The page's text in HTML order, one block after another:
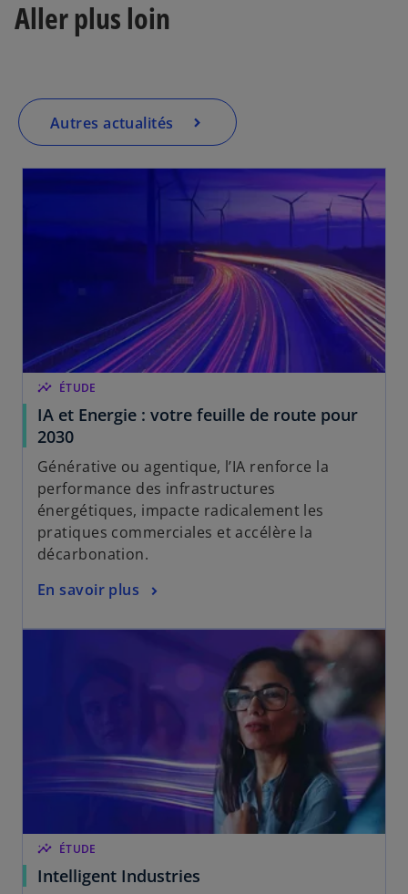
u
e
l
g
o
u
l
o
n
g
l
e
t
Aller plus loin
Autres actualités
insights ÉTUDE
IA et Energie : votre feuille de route pour
2030
Générative ou agentique, l’IA renforce la
performance des infrastructures
énergétiques, impacte radicalement les
pratiques commerciales et accélère la
décarbonation.
En savoir plus
insights ÉTUDE
Intelligent Industries